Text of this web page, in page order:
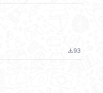
file_download93